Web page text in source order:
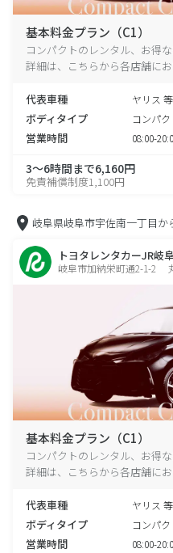
基本料金プラン（C1）
コンパクトのレンタル、お得
詳細は、こちらから各店舗にお
代表車種 ヤリス 等
ボディタイプ コンパク
営業時間 08:00-
3～6時間まで6,160円
免責補償制度1,100円
岐阜県岐阜市宇佐南一丁目か
トヨタレンタカーJR岐
岐阜市加納栄町通2-1-2
基本料金プラン（C1）
コンパクトのレンタル、お得
詳細は、こちらから各店舗にお
代表車種 ヤリス 等
ボディタイプ コンパク
営業時間 08:00-